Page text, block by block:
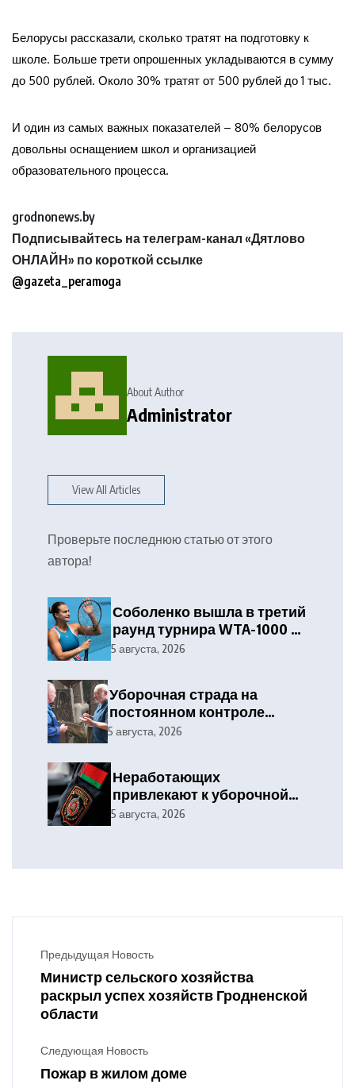
Белорусы рассказали, сколько тратят на подготовку к
школе. Больше трети опрошенных укладываются в сумму
до 500 рублей. Около 30% тратят от 500 рублей до 1 тыс.
И один из самых важных показателей – 80% белорусов
довольны оснащением школ и организацией
образовательного процесса.
grodnonews.by
Подписывайтесь на телеграм-канал «Дятлово
ОНЛАЙН» по короткой ссылке
@gazeta_peramoga
About Author
Administrator
View All Articles
Проверьте последнюю статью от этого
автора!
Соболенко вышла в третий
раунд турнира WTA-1000 в
Торонто
5 августа, 2026
Уборочная страда на
постоянном контроле
отраслевого профсоюза и
Дятловского
райисполкома
5 августа, 2026
Неработающих
привлекают к уборочной
кампании
5 августа, 2026
Предыдущая Новость
Министр сельского хозяйства
раскрыл успех хозяйств Гродненской
области
Следующая Новость
Пожар в жилом доме